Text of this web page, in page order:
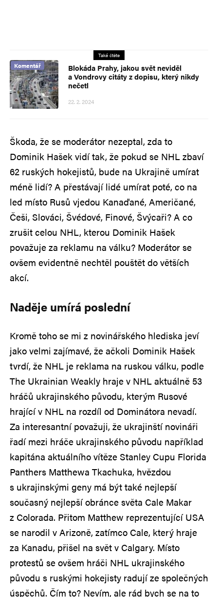
Také čtěte
Komentář
Blokáda Prahy, jakou svět neviděl
a Vondrovy citáty z dopisu, který nikdy
nečetl
22. 2. 2024
Škoda, že se moderátor nezeptal, zda to
Dominik Hašek vidí tak, že pokud se NHL zbaví
62 ruských hokejistů, bude na Ukrajině umírat
méně lidí? A přestávají lidé umírat poté, co na
led místo Rusů vjedou Kanaďané, Američané,
Češi, Slováci, Švédové, Finové, Švýcaři? A co
zrušit celou NHL, kterou Dominik Hašek
považuje za reklamu na válku? Moderátor se
ovšem evidentně nechtěl pouštět do větších
akcí.
Naděje umírá poslední
Kromě toho se mi z novinářského hlediska jeví
jako velmi zajímavé, že ačkoli Dominik Hašek
tvrdí, že NHL je reklama na ruskou válku, podle
The Ukrainian Weakly hraje v NHL aktuálně 53
hráčů ukrajinského původu, kterým Rusové
hrající v NHL na rozdíl od Dominátora nevadí.
Za interesantní považuji, že ukrajinští novináři
řadí mezi hráče ukrajinského původu například
kapitána aktuálního vítěze Stanley Cupu Florida
Panthers Matthewa Tkachuka, hvězdou
s ukrajinskými geny má být také nejlepší
současný nejlepší obránce světa Cale Makar
z Colorada. Přitom Matthew reprezentující USA
se narodil v Arizoně, zatímco Cale, který hraje
za Kanadu, přišel na svět v Calgary. Místo
protestů se ovšem hráči NHL ukrajinského
původu s ruskými hokejisty radují ze společných
úspěchů. Čím to? Nevím, ale rád bych se na to